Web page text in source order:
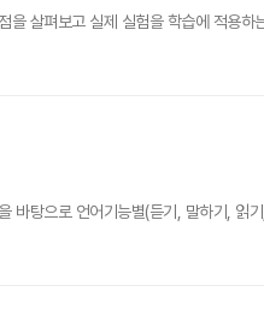
을 살펴보고 실제 실험을 학습에 적용
바탕으로 언어기능별(듣기, 말하기,